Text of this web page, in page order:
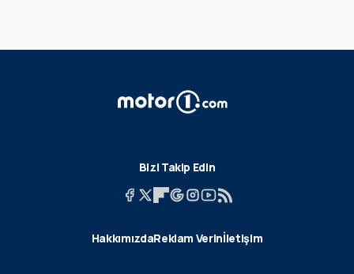
Bizi Takip Edin
HakkımızdaReklam Verinİletişim